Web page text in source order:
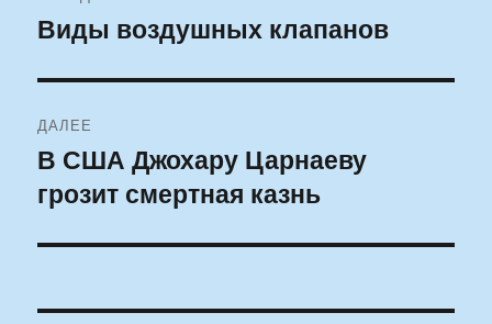
по
Предыдущая
Виды воздушных клапанов
ДАЛЕЕ
Следующая
запись:
В США Джохару Царнаеву
грозит смертная казнь